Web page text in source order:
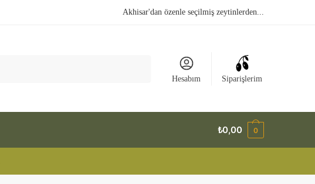
Akhisar'dan özenle seçilmiş zeytinlerden...
Hesabım Siparişlerim
₺0,00 0